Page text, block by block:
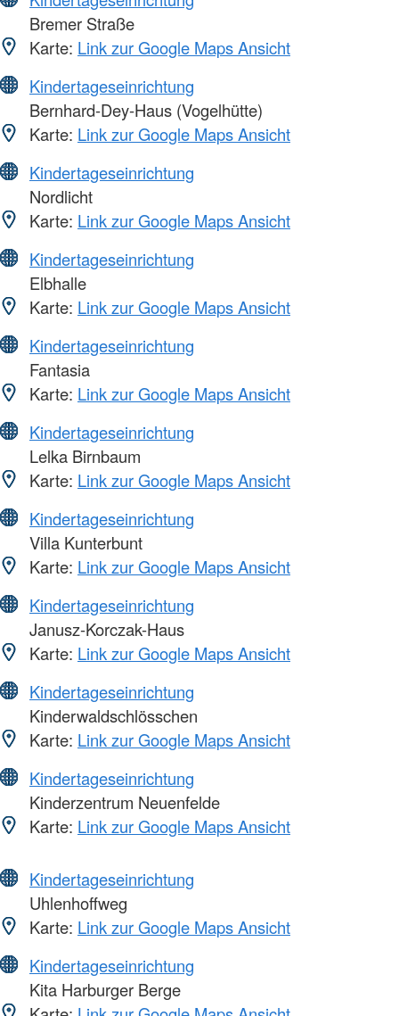
Bremer Straße
Karte: Link zur Google Maps Ansicht
Kindertageseinrichtung
Bernhard-Dey-Haus (Vogelhütte)
Karte: Link zur Google Maps Ansicht
Kindertageseinrichtung
Nordlicht
Karte: Link zur Google Maps Ansicht
Kindertageseinrichtung
Elbhalle
Karte: Link zur Google Maps Ansicht
Kindertageseinrichtung
Fantasia
Karte: Link zur Google Maps Ansicht
Kindertageseinrichtung
Lelka Birnbaum
Karte: Link zur Google Maps Ansicht
Kindertageseinrichtung
Villa Kunterbunt
Karte: Link zur Google Maps Ansicht
Kindertageseinrichtung
Janusz-Korczak-Haus
Karte: Link zur Google Maps Ansicht
Kindertageseinrichtung
Kinderwaldschlösschen
Karte: Link zur Google Maps Ansicht
Kindertageseinrichtung
Kinderzentrum Neuenfelde
Karte: Link zur Google Maps Ansicht
Kindertageseinrichtung
Uhlenhoffweg
Karte: Link zur Google Maps Ansicht
Kindertageseinrichtung
Kita Harburger Berge